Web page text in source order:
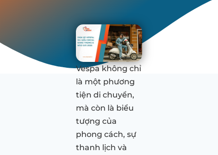
Vespa không chỉ
là một phương
tiện di chuyển,
mà còn là biểu
tượng của
phong cách, sự
thanh lịch và